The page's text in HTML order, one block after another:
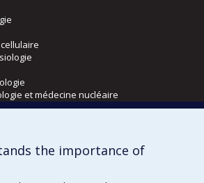
et médecine nucléaire
de l’activité physique
the importance of